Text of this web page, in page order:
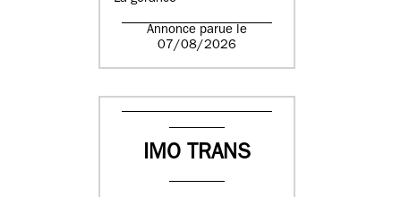
Annonce parue le
07/08/2026
IMO TRANS